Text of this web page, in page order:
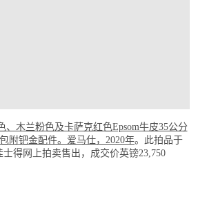
、木兰粉色及卡萨克红色Epsom牛皮35公分
附钯金配件。爱马仕，2020年。此拍品于
士得网上拍卖售出，成交价英镑23,750